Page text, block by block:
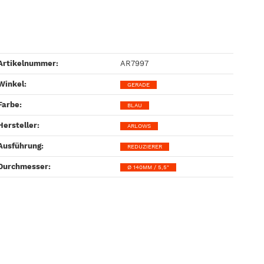
AR7997
GERADE
BLAU
ARLOWS
REDUZIERER
Ø 140MM / 5,5"